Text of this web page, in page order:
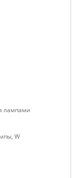
лампами
W